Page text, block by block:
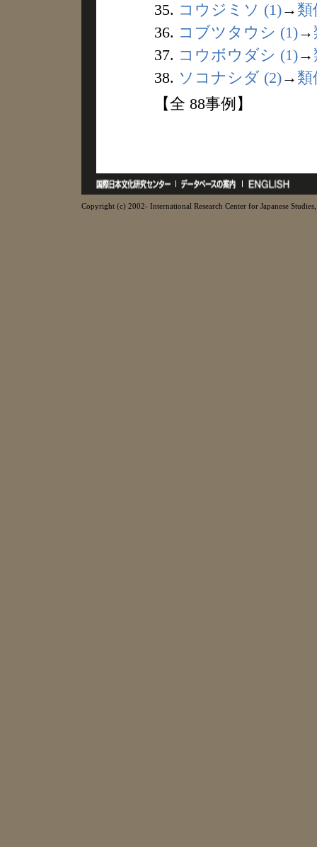
35. コウジミソ (1)→ 類
36. コブツタウシ (1)→
37. コウボウダシ (1)→
38. ソコナシダ (2)→ 類
【全 88事例】
Copyright (c) 2002- International Research Center for Japanese